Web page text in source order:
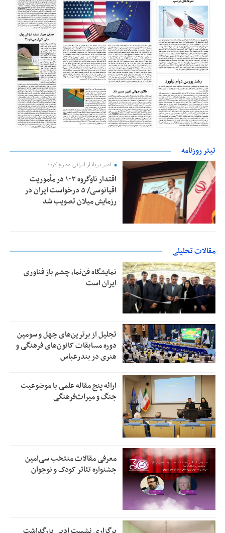
تیتر روزنامه
امیر دریادار ایرانی مطرح کرد؛
اقتدار ناوگروه ۱۰۳ در مأموریت‌
اقیانوسی/ ۵ درخواست ایران در
رزمایش میلان تصویب شد
مقالات تحلیلی
نمایشگاه فن‌نما، چشم باز فناوری
ایران است
تجلیل از بر‌ترین‌های چهل و سومین
دوره مسابقات کانون‌های فرهنگی و
هنری در بندرعباس
ارائه پنج مقاله علمی با موضوعیت
جنگ و میراث‌فرهنگی
معرفی مقالات منتخب سی‌امین
جشنواره تئاتر کودک و نوجوان